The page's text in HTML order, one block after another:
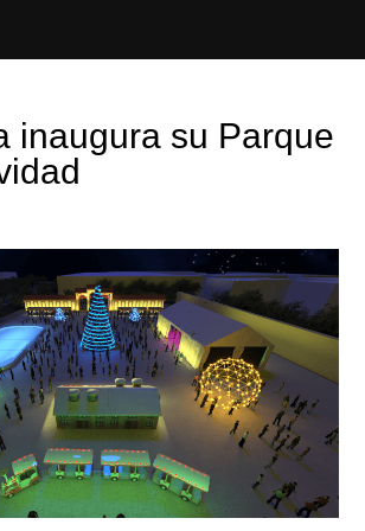
inaugura su Parque